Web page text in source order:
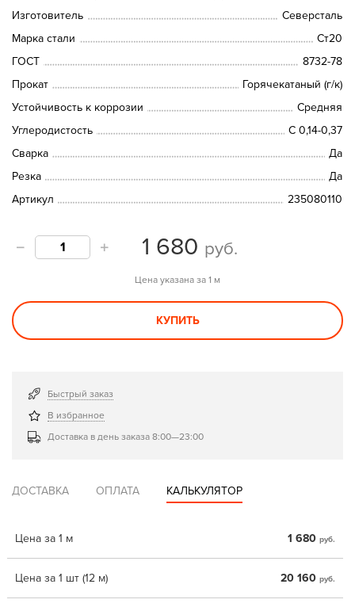
Изготовитель
Северсталь
Марка стали
Ст20
ГОСТ
8732-78
Прокат
Горячекатаный (г/к)
Устойчивость к коррозии
Средняя
Углеродистость
С 0,14-0,37
Сварка
Да
Резка
Да
Артикул
235080110
1 680 руб.
Цена указана за 1 м
КУПИТЬ
Быстрый заказ
В избранное
Доставка в день заказа 8:00—23:00
ДОСТАВКА ОПЛАТА КАЛЬКУЛЯТОР
Цена за 1 м 1 680 руб.
Цена за 1 шт (12 м) 20 160 руб.